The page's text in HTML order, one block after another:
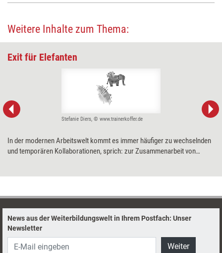
Weitere Inhalte zum Thema:
Exit für Elefanten
Stefanie Diers, © www.trainerkoffer.de
In der modernen Arbeitswelt kommt es immer häufiger zu wechselnden
und temporären Kollaborationen, sprich: zur Zusammenarbeit von
News aus der Weiterbildungswelt in Ihrem Postfach: Unser
Newsletter
Weiter